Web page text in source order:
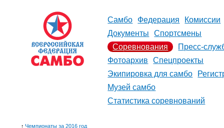
Самбо Федерация
Комиссии
Документы
Спортсмены
Соревнования
Пресс-
Фотоархив
Спецпроекты
Экипировка для самбо
Музей самбо
Статистика соревнований
↑ Чемпионаты за 2016 год